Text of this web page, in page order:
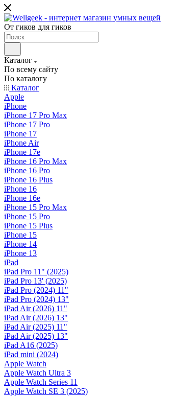
От гиков для гиков
Каталог
По всему сайту
По каталогу
Каталог
Apple
iPhone
iPhone 17 Pro Max
iPhone 17 Pro
iPhone 17
iPhone Air
iPhone 17e
iPhone 16 Pro Max
iPhone 16 Pro
iPhone 16 Plus
iPhone 16
iPhone 16e
iPhone 15 Pro Max
iPhone 15 Pro
iPhone 15 Plus
iPhone 15
iPhone 14
iPhone 13
iPad
iPad Pro 11" (2025)
iPad Pro 13' (2025)
iPad Pro (2024) 11"
iPad Pro (2024) 13"
iPad Air (2026) 11"
iPad Air (2026) 13"
iPad Air (2025) 11"
iPad Air (2025) 13"
iPad A16 (2025)
iPad mini (2024)
Apple Watch
Apple Watch Ultra 3
Apple Watch Series 11
Apple Watch SE 3 (2025)